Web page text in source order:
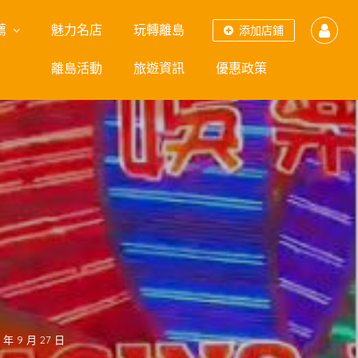
添加店鋪
魅力名店 玩轉離島
離島活動 旅遊資訊 優惠政策
年 9 月 27 日